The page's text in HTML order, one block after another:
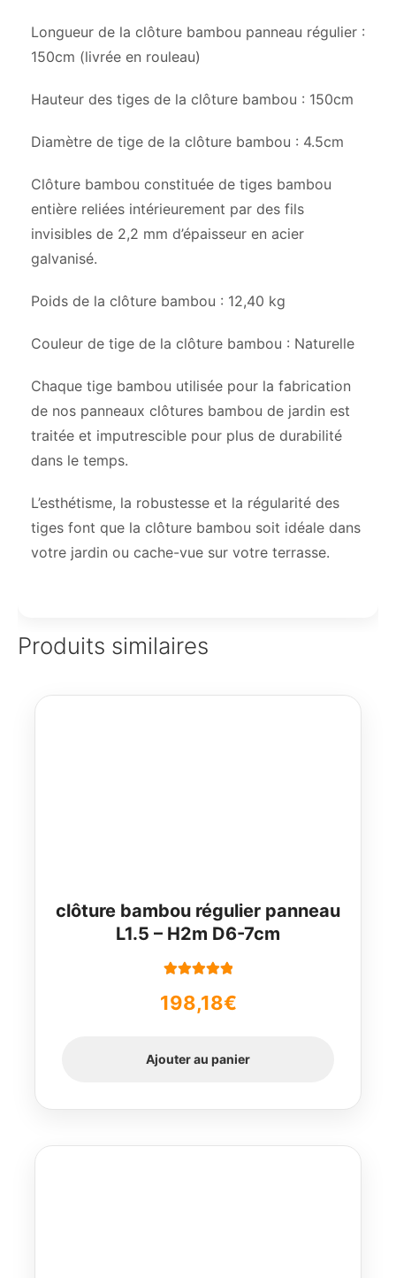
Longueur de la clôture bambou panneau régulier :
150cm (livrée en rouleau)
Hauteur des tiges de la clôture bambou : 150cm
Diamètre de tige de la clôture bambou : 4.5cm
Clôture bambou constituée de tiges bambou
entière reliées intérieurement par des fils
invisibles de 2,2 mm d’épaisseur en acier
galvanisé.
Poids de la clôture bambou : 12,40 kg
Couleur de tige de la clôture bambou : Naturelle
Chaque tige bambou utilisée pour la fabrication
de nos panneaux clôtures bambou de jardin est
traitée et imputrescible pour plus de durabilité
dans le temps.
L’esthétisme, la robustesse et la régularité des
tiges font que la clôture bambou soit idéale dans
votre jardin ou cache-vue sur votre terrasse.
Produits similaires
clôture bambou régulier panneau
L1.5 – H2m D6-7cm
5
198,18€
Ajouter au panier